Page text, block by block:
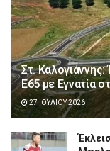
Στ.
Ε65 με Εγνατία
27 ΙΟΥΛΊΟΥ 2026